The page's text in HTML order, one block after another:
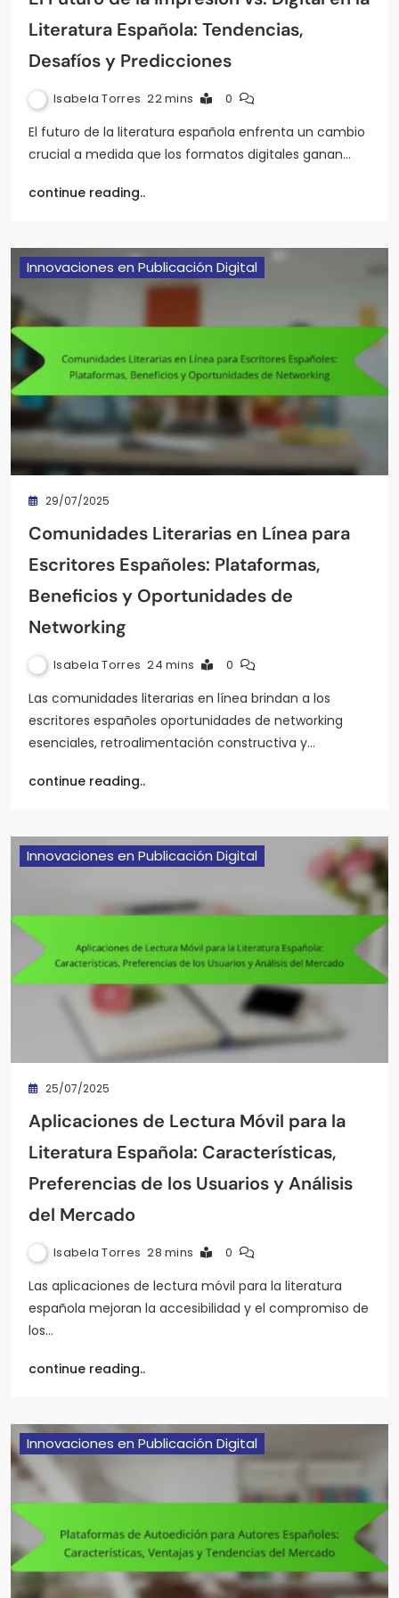
Literatura Española: Tendencias,
Desafíos y Predicciones
Isabela Torres 22 mins 0
El futuro de la literatura española enfrenta un cambio
crucial a medida que los formatos digitales ganan…
continue reading..
Innovaciones en Publicación Digital
29/07/2025
Comunidades Literarias en Línea para
Escritores Españoles: Plataformas,
Beneficios y Oportunidades de
Networking
Isabela Torres 24 mins 0
Las comunidades literarias en línea brindan a los
escritores españoles oportunidades de networking
esenciales, retroalimentación constructiva y…
continue reading..
Innovaciones en Publicación Digital
25/07/2025
Aplicaciones de Lectura Móvil para la
Literatura Española: Características,
Preferencias de los Usuarios y Análisis
del Mercado
Isabela Torres 28 mins 0
Las aplicaciones de lectura móvil para la literatura
española mejoran la accesibilidad y el compromiso de
los…
continue reading..
Innovaciones en Publicación Digital